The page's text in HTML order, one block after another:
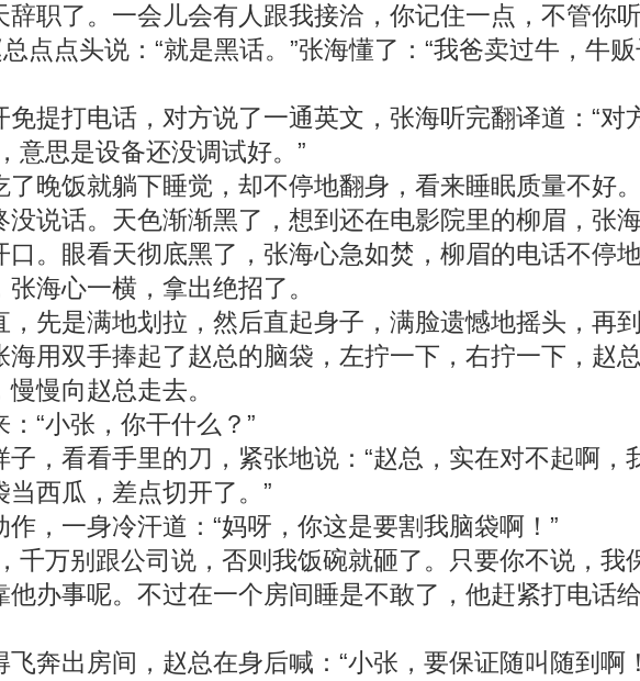
职了。一会儿会有人跟我接洽，你记住一点，不管你
点头说：“就是黑话。”张海懂了：“我爸卖过牛，牛
打电话，对方说了一通英文，张海听完翻译道：“对
意思是设备还没调试好。”
饭就躺下睡觉，却不停地翻身，看来睡眠质量不好
说话。天色渐渐黑了，想到还在电影院里的柳眉，张
。眼看天彻底黑了，张海心急如焚，柳眉的电话不停
海心一横，拿出绝招了。
是满地划拉，然后直起身子，满脸遗憾地摇头，再
用双手捧起了赵总的脑袋，左拧一下，右拧一下，赵
慢向赵总走去。
“小张，你干什么？”
看看手里的刀，紧张地说：“赵总，实在对不起啊，
西瓜，差点切开了。”
一身冷汗道：“妈呀，你这是要割我脑袋啊！”
万别跟公司说，否则我饭碗就砸了。只要你不说，我
事呢。不过在一个房间睡是不敢了，他赶紧打电话
出房间，赵总在身后喊：“小张，要保证随叫随到啊